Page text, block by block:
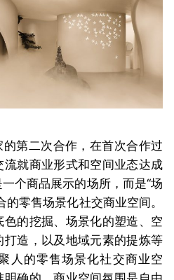
第二次合作，在首次合作过
就商业形式和空间业态达成
个商品展示的场所，而是“场
的零售场景化社交商业空间。
的挖掘、场景化的塑造、空
造，以及地域元素的提炼等
人的零售场景化社交商业空